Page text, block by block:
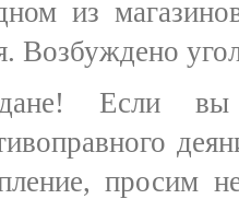
из
Возбуждено
Если вы
просим